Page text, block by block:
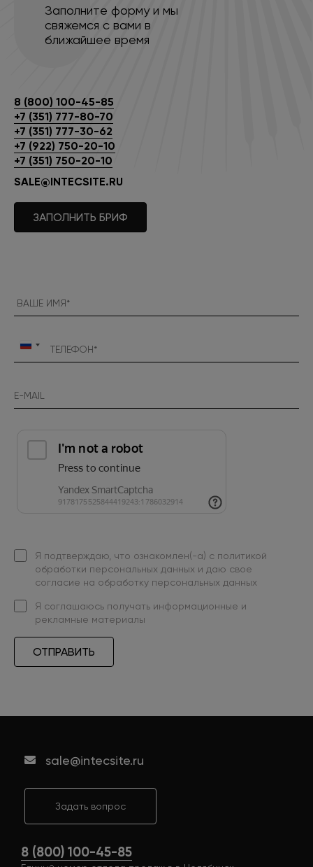
Заполните форму и мы
свяжемся с вами в
ближайшее время
8 (800) 100-45-85
+7 (351) 777-80-70
+7 (351) 777-30-62
+7 (922) 750-20-10
+7 (351) 750-20-10
SALE@INTECSITE.RU
ЗАПОЛНИТЬ БРИФ
Россия
Я подтверждаю, что ознакомлен(-а) с политикой
обработки персональных данных и даю свое
согласие на обработку персональных данных
Я соглашаюсь получать информационные и
рекламные материалы
ОТПРАВИТЬ
sale@intecsite.ru
Задать вопрос
8 (800) 100-45-85